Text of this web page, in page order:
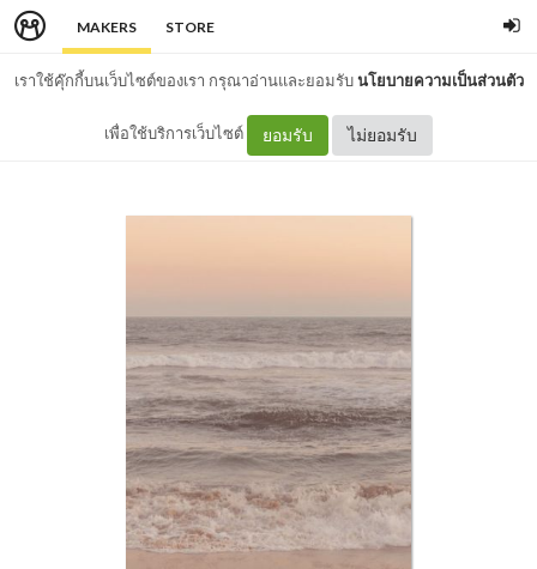
MAKERS STORE
เราใช้คุ๊กกี้บนเว็บไซต์ของเรา กรุณาอ่านและยอมรับนโยบายความเป็นส่วนตัว
เพื่อใช้บริการเว็บไซต์ ยอมรับ ไม่ยอมรับ